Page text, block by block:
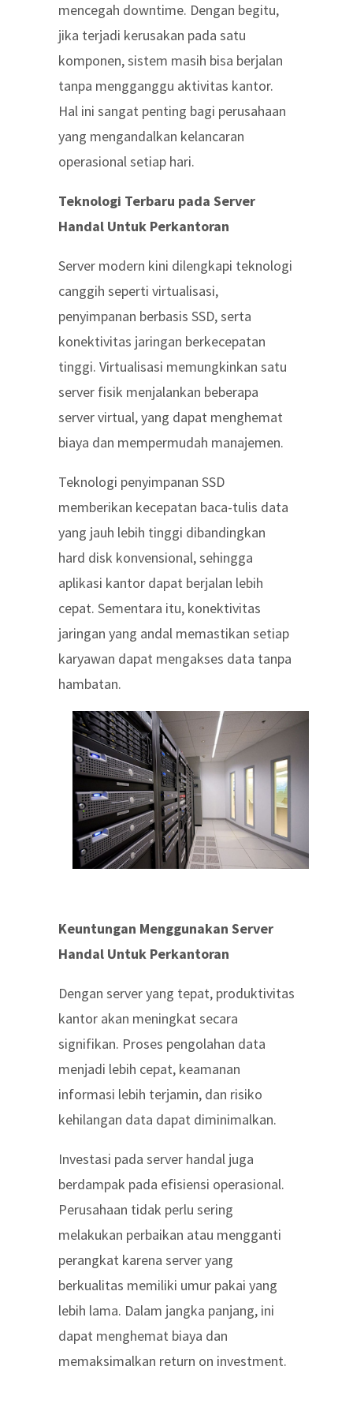
mencegah downtime. Dengan begitu,
jika terjadi kerusakan pada satu
komponen, sistem masih bisa berjalan
tanpa mengganggu aktivitas kantor.
Hal ini sangat penting bagi perusahaan
yang mengandalkan kelancaran
operasional setiap hari.
Teknologi Terbaru pada Server
Handal Untuk Perkantoran
Server modern kini dilengkapi teknologi
canggih seperti virtualisasi,
penyimpanan berbasis SSD, serta
konektivitas jaringan berkecepatan
tinggi. Virtualisasi memungkinkan satu
server fisik menjalankan beberapa
server virtual, yang dapat menghemat
biaya dan mempermudah manajemen.
Teknologi penyimpanan SSD
memberikan kecepatan baca-tulis data
yang jauh lebih tinggi dibandingkan
hard disk konvensional, sehingga
aplikasi kantor dapat berjalan lebih
cepat. Sementara itu, konektivitas
jaringan yang andal memastikan setiap
karyawan dapat mengakses data tanpa
hambatan.
Keuntungan Menggunakan Server
Handal Untuk Perkantoran
Dengan server yang tepat, produktivitas
kantor akan meningkat secara
signifikan. Proses pengolahan data
menjadi lebih cepat, keamanan
informasi lebih terjamin, dan risiko
kehilangan data dapat diminimalkan.
Investasi pada server handal juga
berdampak pada efisiensi operasional.
Perusahaan tidak perlu sering
melakukan perbaikan atau mengganti
perangkat karena server yang
berkualitas memiliki umur pakai yang
lebih lama. Dalam jangka panjang, ini
dapat menghemat biaya dan
memaksimalkan return on investment.